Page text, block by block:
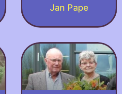
Jan Pape